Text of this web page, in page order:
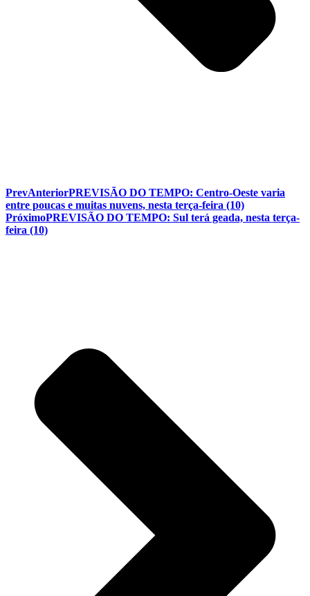
PrevAnteriorPREVISÃO DO TEMPO: Centro-Oeste varia
entre poucas e muitas nuvens, nesta terça-feira (10)
PróximoPREVISÃO DO TEMPO: Sul terá geada, nesta terça-
feira (10)